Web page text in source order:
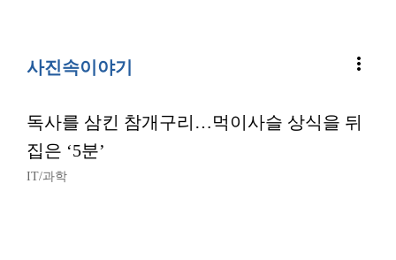
사진속이야기 more_vert
독사를 삼킨 참개구리…먹이사슬 상식을 뒤
집은 ‘5분’
IT/과학